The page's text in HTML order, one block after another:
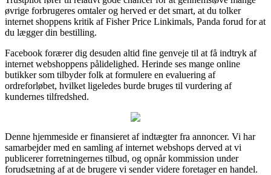
øvrige forbrugeres omtaler og herved er det smart, at du tolker
internet shoppens kritik af Fisher Price Linkimals, Panda forud for at
du lægger din bestilling.
Facebook forærer dig desuden altid fine genveje til at få indtryk af
internet webshoppens pålidelighed. Herinde ses mange online
butikker som tilbyder folk at formulere en evaluering af
ordreforløbet, hvilket ligeledes burde bruges til vurdering af
kundernes tilfredshed.
Denne hjemmeside er finansieret af indtægter fra annoncer. Vi har
samarbejder med en samling af internet webshops derved at vi
publicerer forretningernes tilbud, og opnår kommission under
forudsætning af at de brugere vi sender videre foretager en handel.